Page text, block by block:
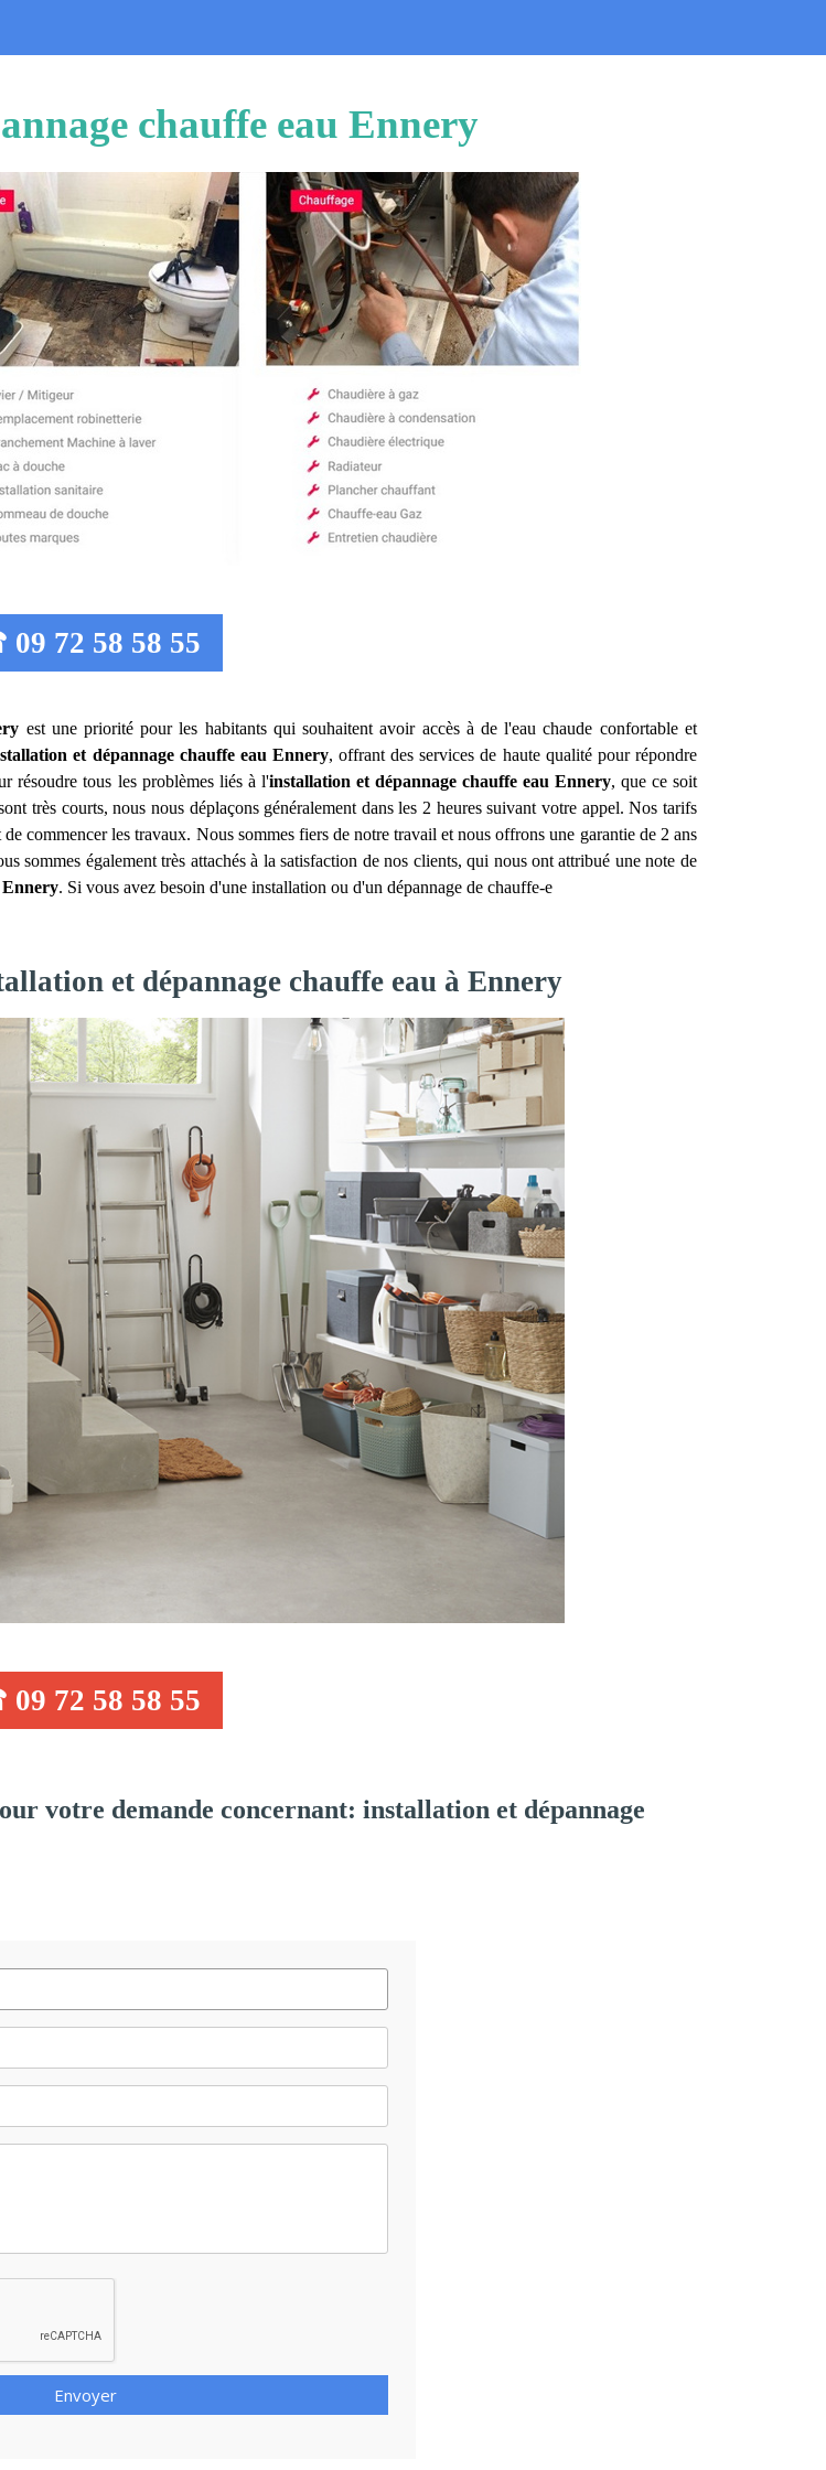
chauffe eau Ennery
72 58 58 55
est une priorité pour les habitants qui souhaitent avoir accès à de l'eau chaude confortable et
et dépannage chauffe eau Ennery, offrant des services de haute qualité pour répondre
résoudre tous les problèmes liés à l'installation et dépannage chauffe eau Ennery, que ce soit
très courts, nous nous déplaçons généralement dans les 2 heures suivant votre appel. Nos tarifs
commencer les travaux. Nous sommes fiers de notre travail et nous offrons une garantie de 2 ans
sommes également très attachés à la satisfaction de nos clients, qui nous ont attribué une note de
Ennery. Si vous avez besoin d'une installation ou d'un dépannage de chauffe-e
et dépannage chauffe eau à Ennery
72 58 58 55
votre demande concernant: installation et dépannage
Envoyer